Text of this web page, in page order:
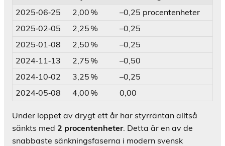
2025‑06‑25
2,00 %
–0,25 procentenheter
2025‑02‑05
2,25 %
–0,25
2025‑01‑08
2,50 %
–0,25
2024‑11‑13
2,75 %
–0,50
2024‑10‑02
3,25 %
–0,25
2024‑05‑08
4,00 % 0,00
Under loppet av drygt ett år har styrräntan alltså
sänkts med 2 procentenheter. Detta är en av de
snabbaste sänkningsfaserna i modern svensk